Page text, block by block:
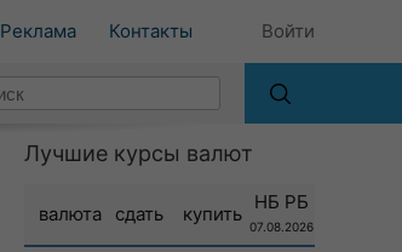
Реклама Контакты Войти
Лучшие курсы валют
валюта сдать купить
НБ РБ
07.08.2026